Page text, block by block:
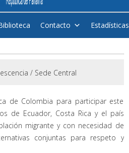
Contacto Estadísticas
/ Sede Central
de Colombia para participar este
de Ecuador, Costa Rica y el país
migrante y con necesidad de
conjuntas para respeto y